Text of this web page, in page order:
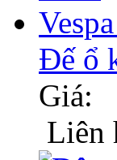
Đế ổ
Giá:
Liên